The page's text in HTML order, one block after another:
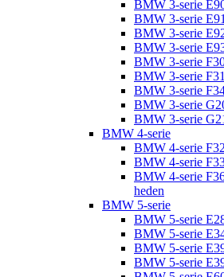
BMW 3-serie
BMW 3-serie
BMW 3-serie
BMW 3-serie
BMW 3-serie
BMW 3-serie
BMW 3-serie
BMW 3-serie
BMW 3-serie
BMW 4-serie
BMW 4-serie
BMW 4-serie
BMW 4-serie
heden
BMW 5-serie
BMW 5-serie
BMW 5-serie
BMW 5-serie
BMW 5-serie